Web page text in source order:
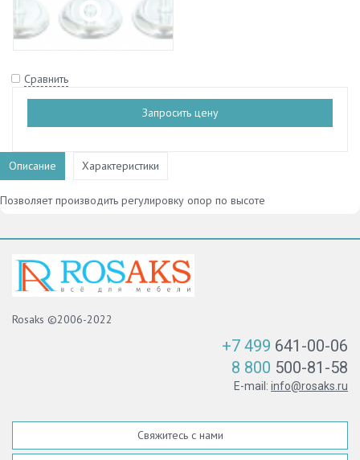
Сравнить
Запросить цену
Описание Характеристики
Позволяет производить регулировку опор по высоте
Rosaks ©2006-2022
+7 499 641-00-06
8 800 500-81-58
E-mail: info@rosaks.ru
Свяжитесь с нами